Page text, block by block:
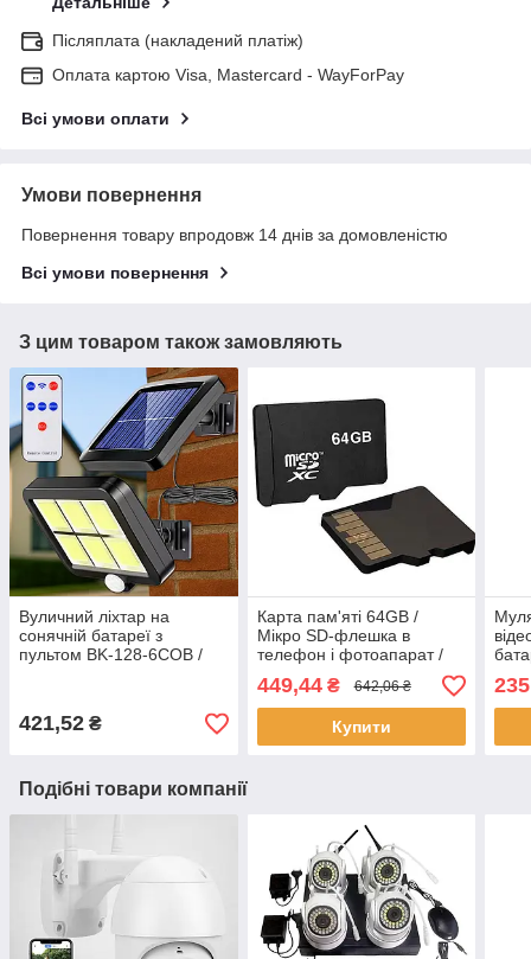
Післяплата (накладений платіж)
Оплата картою Visa, Mastercard - WayForPay
Всі умови оплати
Умови повернення
Повернення товару впродовж 14 днів за домовленістю
Всі умови повернення
З цим товаром також замовляють
Вуличний ліхтар на
сонячній батареї з
пультом BK-128-6COB /
421,52 ₴
Карта пам'яті 64GB /
Мікро SD-флешка в
телефон і фотоапарат /
449,44₴ 642,06 ₴
Купити
235
Подібні товари компанії